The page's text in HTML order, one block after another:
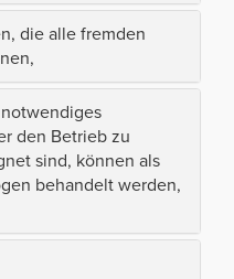
die alle fremden
den Betrieb zu
sind, können als
behandelt werden,